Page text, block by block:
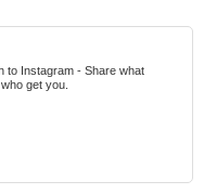
to Instagram - Share what
get you.